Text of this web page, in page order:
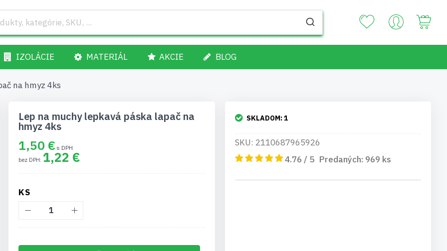
IZOLÁCIE MATERIÁL AKCIE BLOG
na hmyz 4ks
Lep na muchy lepkavá páska lapač na
hmyz 4ks
1,50 €
1,22 €
KS
SKLADOM:1
SKU: 2110687965926
4.76 / 5 Predaných: 969 ks